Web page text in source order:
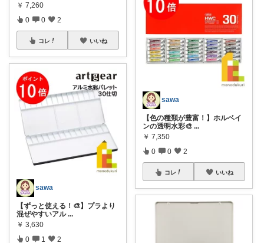
￥ 7,260
0 0 2
コレ いいね
sawa
【ずっと使える！🎨】プラより
混ぜやすいアル ...
￥ 3,630
0 1 2
sawa
【色の種類が豊富！】ホルベイ
ンの透明水彩🎨 ...
￥ 7,350
0 0 2
コレ いいね